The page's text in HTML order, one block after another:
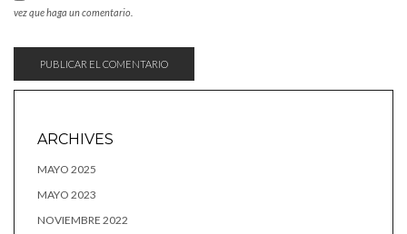
vez que haga un comentario.
ARCHIVES
MAYO 2025
MAYO 2023
NOVIEMBRE 2022